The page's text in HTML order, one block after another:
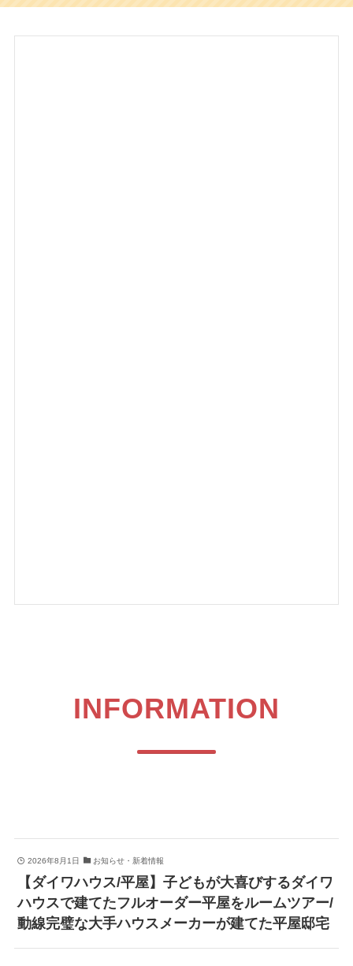
INFORMATION
2026年8月1日 お知らせ・新着情報
【ダイワハウス/平屋】子どもが大喜びするダイワ
ハウスで建てたフルオーダー平屋をルームツアー/
動線完璧な大手ハウスメーカーが建てた平屋邸宅